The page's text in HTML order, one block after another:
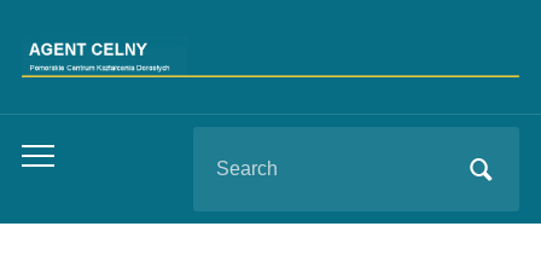
Toggle
menu
for: